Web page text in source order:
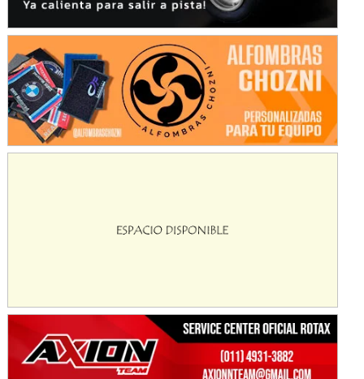
KDO - F6
Ciudad de Trenque Lauquen (Asfalto)
Trenque Lauquen (Buenos Aires)
ENTRERRIANO - F6 (POSTERGADA)
Parque de la Velocidad (Asfalto)
Villaguay (Entre Ríos)
VICTORIENSE - F7
Moto Club Reginense (Tierra)
Humboldt (Santa Fe)
NORESTE SANTAFESINO - F6
Ciudad de Avellaneda (Asfalto)
Avellaneda (Santa Fe)